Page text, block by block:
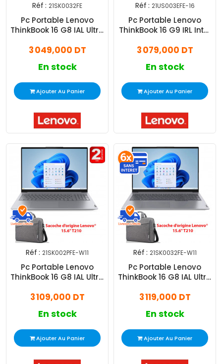
Réf : 21SK0032FE
Pc Portable Lenovo
ThinkBook 16 G8 IAL Ultra
3 049,000 DT
En stock
Ajouter Au Panier
Réf : 21US003EFE-16
Pc Portable Lenovo
ThinkBook 16 G9 IRL Intel
3 079,000 DT
En stock
Ajouter Au Panier
Réf : 21SK002PFE-W11
Pc Portable Lenovo
ThinkBook 16 G8 IAL Ultra
Windows 11 Pro
3 109,000 DT
En stock
Ajouter Au Panier
Réf : 21SK0032FE-W11
Pc Portable Lenovo
ThinkBook 16 G8 IAL Ultra
Windows 11 Pro
3 119,000 DT
En stock
Ajouter Au Panier